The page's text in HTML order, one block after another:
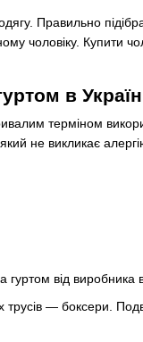
Правильно
чоловіку.
в
терміном
не викликає
від виробника в
— боксери.